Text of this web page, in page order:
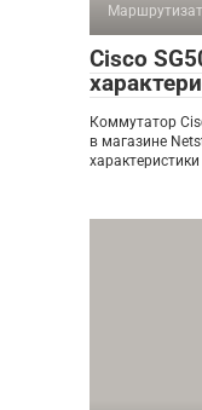
Cisco
Коммутатор
в магазине